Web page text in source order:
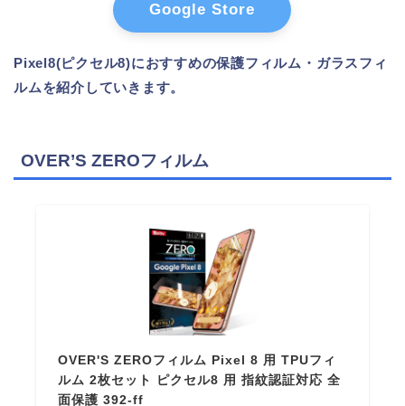
Google Store
Pixel8(ピクセル8)におすすめの保護フィルム・ガラスフィ
ルムを紹介していきます。
OVER’S ZEROフィルム
OVER'S ZEROフィルム Pixel 8 用 TPUフィ
ルム 2枚セット ピクセル8 用 指紋認証対応 全
面保護 392-ff